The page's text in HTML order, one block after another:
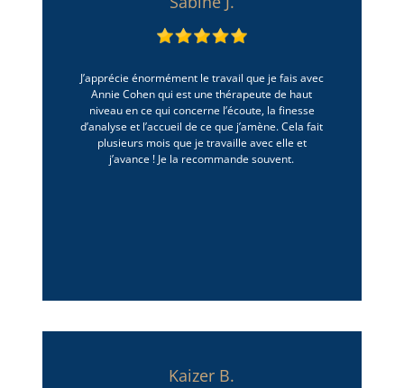
J’apprécie énormément le travail que je fais avec
Annie Cohen qui est une thérapeute de haut
niveau en ce qui concerne l’écoute, la finesse
d’analyse et l’accueil de ce que j’amène. Cela fait
plusieurs mois que je travaille avec elle et
j’avance ! Je la recommande souvent.
Kaizer B.